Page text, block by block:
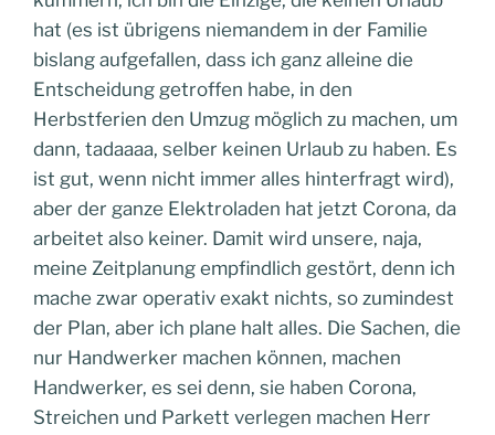
hat (es ist übrigens niemandem in der Familie
bislang aufgefallen, dass ich ganz alleine die
Entscheidung getroffen habe, in den
Herbstferien den Umzug möglich zu machen, um
dann, tadaaaa, selber keinen Urlaub zu haben. Es
ist gut, wenn nicht immer alles hinterfragt wird),
aber der ganze Elektroladen hat jetzt Corona, da
arbeitet also keiner. Damit wird unsere, naja,
meine Zeitplanung empfindlich gestört, denn ich
mache zwar operativ exakt nichts, so zumindest
der Plan, aber ich plane halt alles. Die Sachen, die
nur Handwerker machen können, machen
Handwerker, es sei denn, sie haben Corona,
Streichen und Parkett verlegen machen Herr